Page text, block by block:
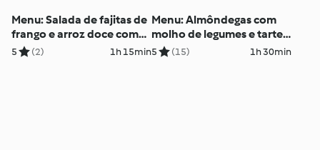
Menu: Salada de fajitas de
frango e arroz doce com
pera caramelizada
5 (2) 1h 15min
Menu: Almôndegas com
molho de legumes e tarte
de maçã
5 (15) 1h 30min